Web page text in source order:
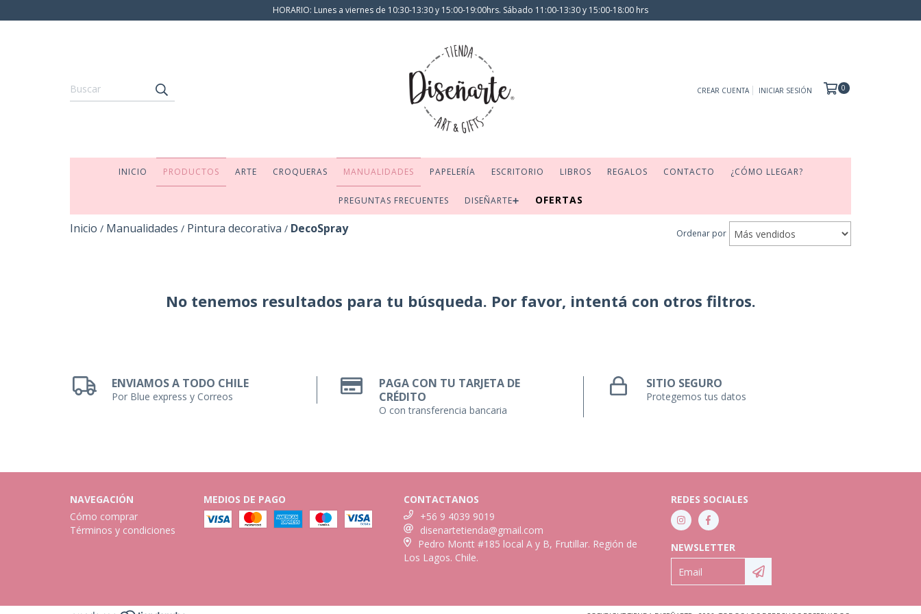
HORARIO: Lunes a viernes de 10:30-13:30 y 15:00-19:00hrs. Sábado 11:00-13:30 y 15:00-18:00 hrs
CREAR CUENTA INICIAR SESIÓN 0
INICIO PRODUCTOS ARTE CROQUERAS MANUALIDADES PAPELERÍA ESCRITORIO LIBROS REGALOS CONTACTO ¿CÓMO LLEGAR?
PREGUNTAS FRECUENTES DISEÑARTE➕ OFERTAS
Inicio / Manualidades / Pintura decorativa / DecoSpray Ordenar por
No tenemos resultados para tu búsqueda. Por favor, intentá con otros filtros.
ENVIAMOS A TODO CHILE
Por Blue express y Correos
PAGA CON TU TARJETA DE
CRÉDITO
O con transferencia bancaria
SITIO SEGURO
Protegemos tus datos
NAVEGACIÓN
Cómo comprar
Términos y condiciones
MEDIOS DE PAGO
CONTACTANOS
+56 9 4039 9019
disenartetienda@gmail.com
Pedro Montt #185 local A y B, Frutillar. Región de
Los Lagos. Chile.
REDES SOCIALES
NEWSLETTER